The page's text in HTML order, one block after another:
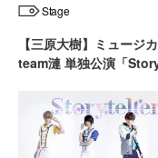
Stage
【三原大樹】ミュージ
team漣 単独公演「